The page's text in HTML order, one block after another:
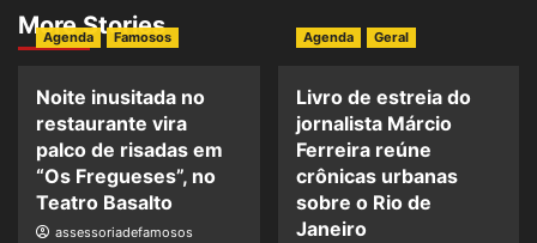
More Stories
Agenda Famosos
Noite inusitada no
restaurante vira
palco de risadas em
“Os Fregueses”, no
Teatro Basalto
assessoriadefamosos
Agenda Geral
Livro de estreia do
jornalista Márcio
Ferreira reúne
crônicas urbanas
sobre o Rio de
Janeiro